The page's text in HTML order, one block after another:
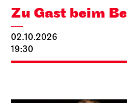
Zu Gast beim
02.10.2026
19:30